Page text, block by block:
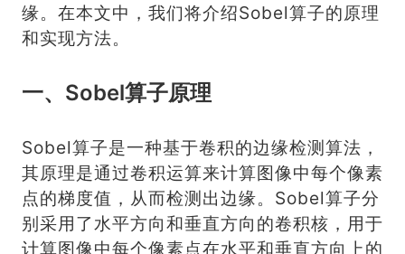
缘。在本文中，我们将介绍Sobel算子的原理
和实现方法。
一、Sobel算子原理
Sobel算子是一种基于卷积的边缘检测算法，
其原理是通过卷积运算来计算图像中每个像素
点的梯度值，从而检测出边缘。Sobel算子分
别采用了水平方向和垂直方向的卷积核，用于
计算图像中每个像素点在水平和垂直方向上的